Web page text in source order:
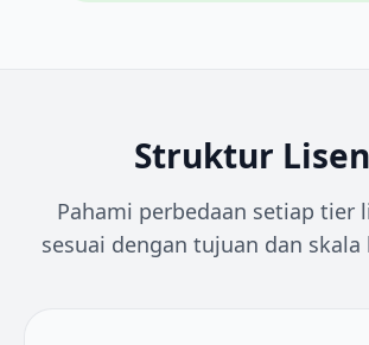
Struktur
Pahami perbedaan setiap tier
sesuai dengan tujuan dan skala